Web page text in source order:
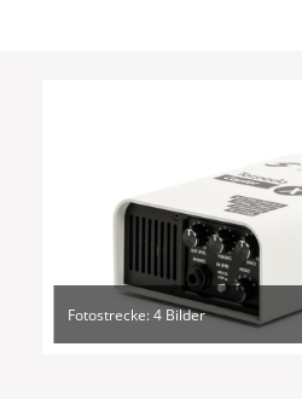
Fotostrecke: 4 Bilder